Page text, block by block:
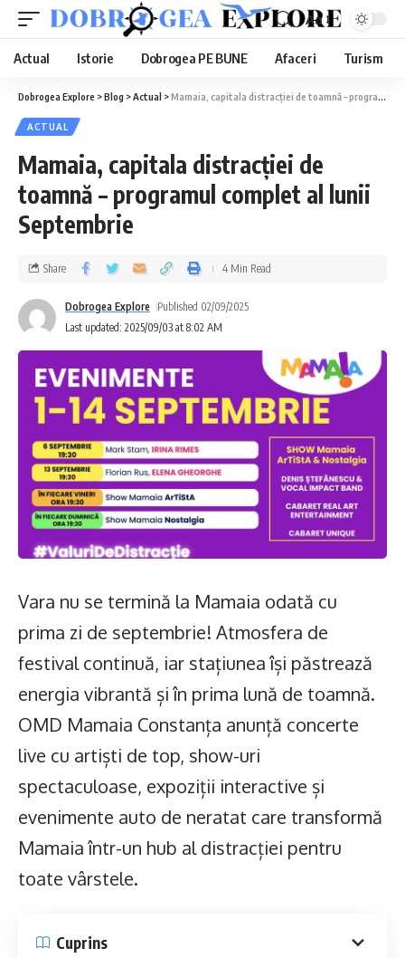
Aa
Actual Istorie Dobrogea PE BUNE Afaceri Turism
Dobrogea Explore >Blog >Actual >Mamaia, capitala distracției de toamnă – programul complet al lunii Septembrie
ACTUAL
Mamaia, capitala distracției de
toamnă – programul complet al lunii
Septembrie
Last updated: 2025/09/03 at 8:02 AM
Dobrogea Explore Published 02/09/2025
Share 4 Min Read
Vara nu se termină la Mamaia odată cu
prima zi de septembrie! Atmosfera de
festival continuă, iar stațiunea își păstrează
energia vibrantă și în prima lună de toamnă.
OMD Mamaia Constanța anunță concerte
live cu artiști de top, show-uri
spectaculoase, expoziții interactive și
evenimente auto de neratat care transformă
Mamaia într-un hub al distracției pentru
toate vârstele.
Cuprins